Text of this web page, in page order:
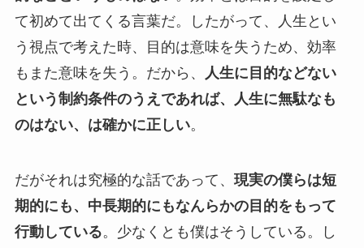
て初めて出てくる言葉だ。したがって、人生とい
う視点で考えた時、目的は意味を失うため、効率
もまた意味を失う。だから、
人生に目的などない
という制約条件のうえであれば、人生に無駄なも
のはない、は確かに正しい。
だがそれは究極的な話であって、 現実の僕らは短
期的にも、中長期的にもなんらかの目的をもって
行動している。少なくとも僕はそうしている。し